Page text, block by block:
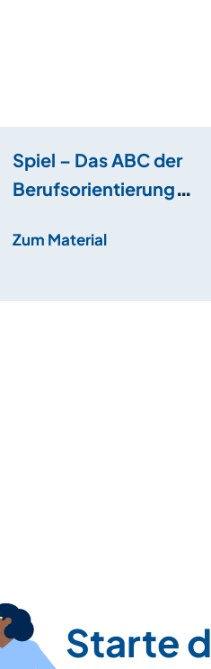
Spiel – Das ABC der
Berufsorientierung
Zum Material
Starte